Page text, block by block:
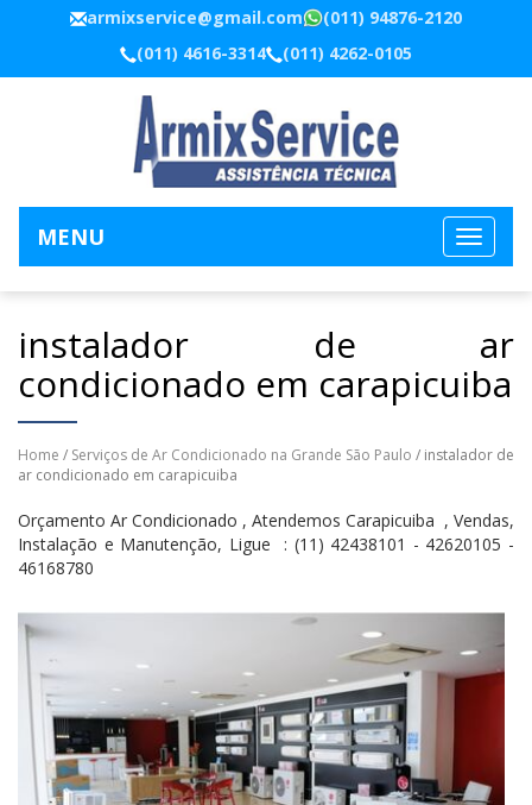
armixservice@gmail.com
(011) 94876-2120
(011) 4616-3314
(011) 4262-0105
MENU
instalador de ar
condicionado em carapicuiba
Home / Serviços de Ar Condicionado na Grande São Paulo / instalador de
ar condicionado em carapicuiba
Orçamento Ar Condicionado , Atendemos Carapicuiba , Vendas,
Instalação e Manutenção, Ligue : (11) 42438101 - 42620105 -
46168780